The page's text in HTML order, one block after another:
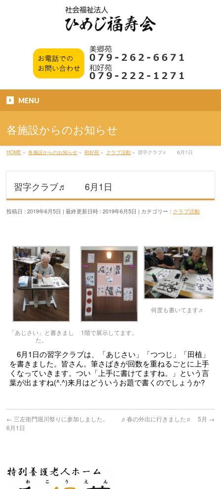
MENU
各施設からのお知らせ
HOME » 各施設からのお知らせ » 和好苑 » クラブ活動 » 習字クラブ♬ 6月1日
習字クラブ♬ 6月1日
投稿日 : 2019年6月5日 最終更新日時 : 2019年6月5日 カテゴリー : クラブ活動
「あじさい」と書きまし
た。
1階で展示してます。
何度も書いてます♬
6月1日の習字クラブは、「あじさい」「つつじ」「田植」
を書きました。皆さん。筆さばきが回数を重ねるごとに上手
くなっていきます。つい「上手に書けてますね。」という言
葉が出ますね(^.^)来月はどういうお題で書くのでしょうか?
← 三左衛門堀川祭りに参加しました。
6月1日
♬春の外出に行きました♬ 5月 →